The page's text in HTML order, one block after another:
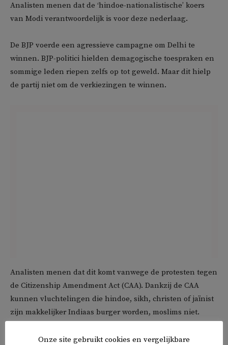
Analisten menen dat de ‘hindoe-nationalistische’ koers
van Modi verantwoordelijk is voor deze nederlaag.
De BJP voerde een agressieve campagne om Delhi te
winnen. BJP-politici hielden demagogische toespraken en
sommige leden riepen zelfs op tot geweld. Maar dit hielp
de partij niet om de verkiezingen te winnen.
Analisten menen dat dit komt vanwege de protesten tegen
de Citizenship Amendment Act (CAA). Dankzij de CAA
kunnen vluchtelingen die hindoe, sikh, christen of jaïnist
zijn makkelijker Indiaas burger worden, moslims niet.
De nederlaag van de BJP in de hoofdstad kan van grote
Onze site gebruikt cookies en vergelijkbare